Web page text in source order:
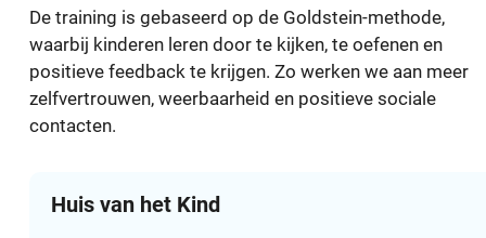
De training is gebaseerd op de Goldstein-methode,
waarbij kinderen leren door te kijken, te oefenen en
positieve feedback te krijgen. Zo werken we aan meer
zelfvertrouwen, weerbaarheid en positieve sociale
contacten.
Huis van het Kind